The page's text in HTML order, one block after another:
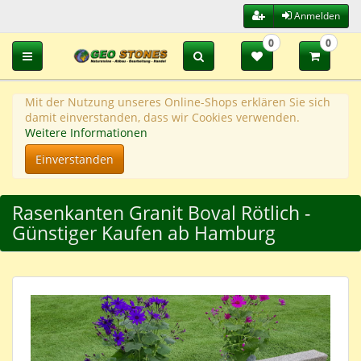
Anmelden
Toggle navigation
0 0
Mit der Nutzung unseres Online-Shops erklären Sie sich
damit einverstanden, dass wir Cookies verwenden.
Weitere Informationen
Einverstanden
Rasenkanten Granit Boval Rötlich -
Günstiger Kaufen ab Hamburg